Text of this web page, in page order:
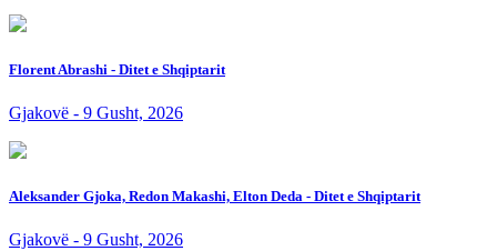
Florent Abrashi - Ditet e Shqiptarit
Gjakovë - 9 Gusht, 2026
Aleksander Gjoka, Redon Makashi, Elton Deda - Ditet e Shqiptarit
Gjakovë - 9 Gusht, 2026